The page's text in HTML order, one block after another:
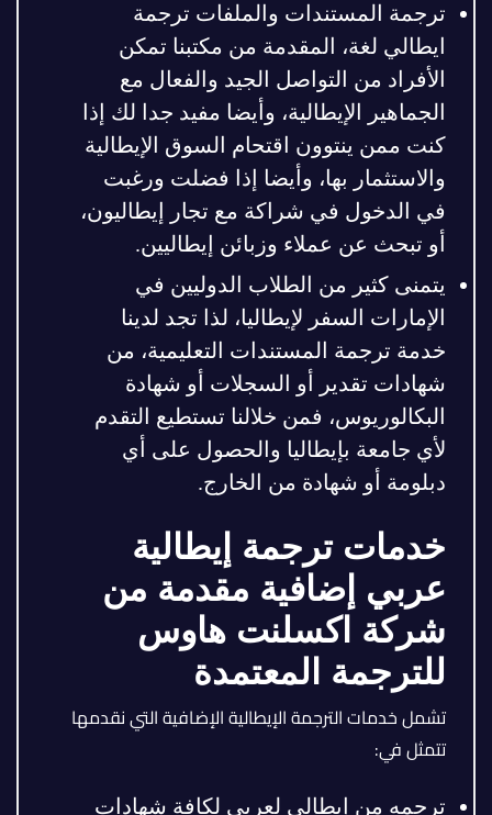
ترجمة المستندات والملفات ترجمة
ايطالي لغة، المقدمة من مكتبنا تمكن
الأفراد من التواصل الجيد والفعال مع
الجماهير الإيطالية، وأيضا مفيد جدا لك إذا
كنت ممن ينتوون اقتحام السوق الإيطالية
والاستثمار بها، وأيضا إذا فضلت ورغبت
في الدخول في شراكة مع تجار إيطاليون،
أو تبحث عن عملاء وزبائن إيطاليين.
يتمنى كثير من الطلاب الدوليين في
الإمارات السفر لإيطاليا، لذا تجد لدينا
خدمة ترجمة المستندات التعليمية، من
شهادات تقدير أو السجلات أو شهادة
البكالوريوس، فمن خلالنا تستطيع التقدم
لأي جامعة بإيطاليا والحصول على أي
دبلومة أو شهادة من الخارج.
خدمات ترجمة إيطالية
عربي إضافية مقدمة من
شركة اكسلنت هاوس
للترجمة المعتمدة
تشمل خدمات الترجمة الإيطالية الإضافية التي نقدمها
تتمثل في:
ترجمه من إيطالي لعربي لكافة شهادات